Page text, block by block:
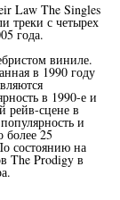
Law The Singles
треки с четырех
года.
виниле.
в 1990 году
в 1990-е и
рейв-сцене в
и
более 25
состоянию на
The Prodigy в